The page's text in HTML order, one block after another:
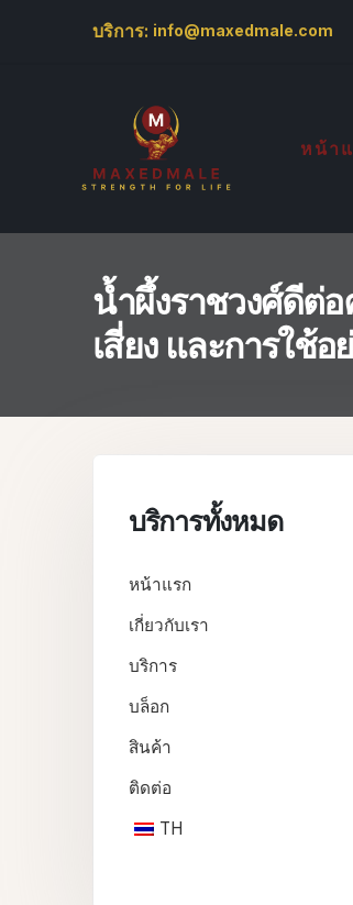
บริการ: info@maxedmale.com
หน้า
น้ำผึ้งราชวงศ์ดีต่
เสี่ยง และการใช้
บริการทั้งหมด
หน้าแรก
เกี่ยวกับเรา
บริการ
บล็อก
สินค้า
ติดต่อ
TH